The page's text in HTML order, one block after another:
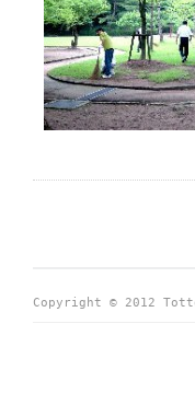
Copyright © 2012